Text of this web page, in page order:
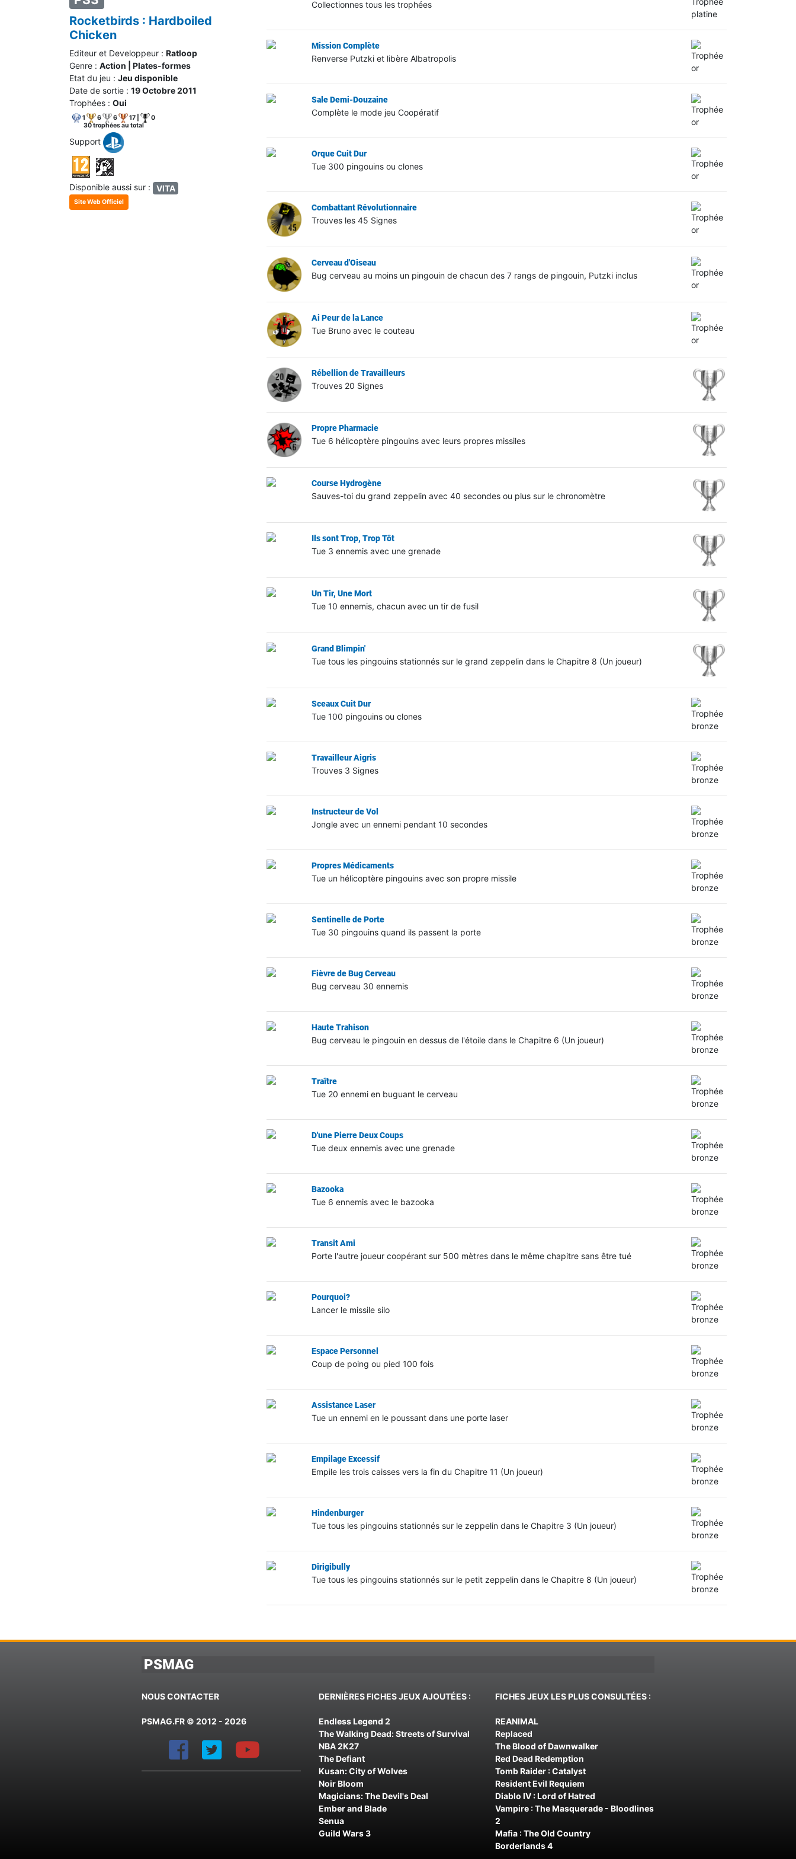
Rocketbirds : Hardboiled
Chicken
Editeur et Developpeur : Ratloop
Genre : Action | Plates-formes
Etat du jeu : Jeu disponible
Date de sortie : 19 Octobre 2011
Trophées : Oui
1 6 6 17 |
0
30 trophées au total
Support
Disponible aussi sur : VITA
Site Web Officiel
Collectionnes tous les trophées
Mission Complète
Renverse Putzki et libère Albatropolis
Sale Demi-Douzaine
Complète le mode jeu Coopératif
Orque Cuit Dur
Tue 300 pingouins ou clones
Combattant Révolutionnaire
Trouves les 45 Signes
Cerveau d'Oiseau
Bug cerveau au moins un pingouin de chacun des 7 rangs de pingouin, Putzki inclus
Ai Peur de la Lance
Tue Bruno avec le couteau
Rébellion de Travailleurs
Trouves 20 Signes
Propre Pharmacie
Tue 6 hélicoptère pingouins avec leurs propres missiles
Course Hydrogène
Sauves-toi du grand zeppelin avec 40 secondes ou plus sur le chronomètre
Ils sont Trop, Trop Tôt
Tue 3 ennemis avec une grenade
Un Tir, Une Mort
Tue 10 ennemis, chacun avec un tir de fusil
Grand Blimpin'
Tue tous les pingouins stationnés sur le grand zeppelin dans le Chapitre 8 (Un joueur)
Sceaux Cuit Dur
Tue 100 pingouins ou clones
Travailleur Aigris
Trouves 3 Signes
Instructeur de Vol
Jongle avec un ennemi pendant 10 secondes
Propres Médicaments
Tue un hélicoptère pingouins avec son propre missile
Sentinelle de Porte
Tue 30 pingouins quand ils passent la porte
Fièvre de Bug Cerveau
Bug cerveau 30 ennemis
Haute Trahison
Bug cerveau le pingouin en dessus de l'étoile dans le Chapitre 6 (Un joueur)
Traître
Tue 20 ennemi en buguant le cerveau
D'une Pierre Deux Coups
Tue deux ennemis avec une grenade
Bazooka
Tue 6 ennemis avec le bazooka
Transit Ami
Porte l'autre joueur coopérant sur 500 mètres dans le même chapitre sans être tué
Pourquoi?
Lancer le missile silo
Espace Personnel
Coup de poing ou pied 100 fois
Assistance Laser
Tue un ennemi en le poussant dans une porte laser
Empilage Excessif
Empile les trois caisses vers la fin du Chapitre 11 (Un joueur)
Hindenburger
Tue tous les pingouins stationnés sur le zeppelin dans le Chapitre 3 (Un joueur)
Dirigibully
Tue tous les pingouins stationnés sur le petit zeppelin dans le Chapitre 8 (Un joueur)
PSMAG
NOUS CONTACTER
PSMAG.FR © 2012 - 2026
DERNIÈRES FICHES JEUX AJOUTÉES :
Endless Legend 2
The Walking Dead: Streets of Survival
NBA 2K27
The Defiant
Kusan: City of Wolves
Noir Bloom
Magicians: The Devil's Deal
Ember and Blade
Senua
Guild Wars 3
FICHES JEUX LES PLUS CONSULTÉES :
REANIMAL
Replaced
The Blood of Dawnwalker
Red Dead Redemption
Tomb Raider : Catalyst
Resident Evil Requiem
Diablo IV : Lord of Hatred
Vampire : The Masquerade - Bloodlines
2
Mafia : The Old Country
Borderlands 4